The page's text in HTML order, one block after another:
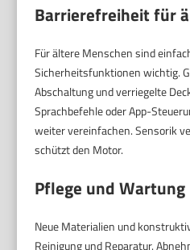
Barrierefreiheit für
Für ältere Menschen sind
Sicherheitsfunktionen wichtig.
Abschaltung und verriegelte
Sprachbefehle oder App-
weiter vereinfachen. Sensorik
schützt den Motor.
Pflege und Wartung
Neue Materialien und
Reinigung und Reparatur.